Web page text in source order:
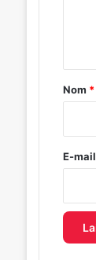
a
e
Nom *
E-mail